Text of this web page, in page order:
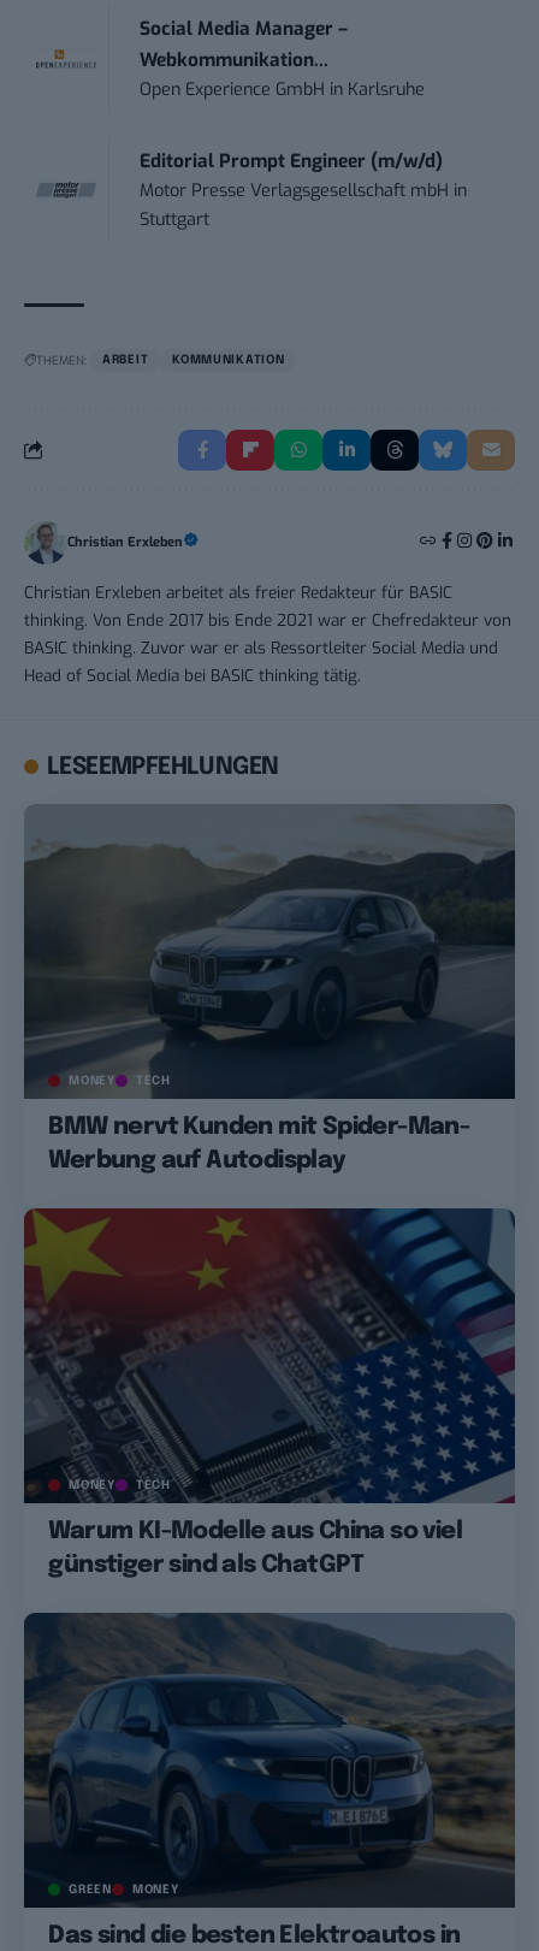
Social Media Manager –
Webkommunikation...
Open Experience GmbH in Karlsruhe
Editorial Prompt Engineer (m/w/d)
Motor Presse Verlagsgesellschaft mbH in
Stuttgart
THEMEN: ARBEIT KOMMUNIKATION
Christian Erxleben
Christian Erxleben arbeitet als freier Redakteur für BASIC
thinking. Von Ende 2017 bis Ende 2021 war er Chefredakteur von
BASIC thinking. Zuvor war er als Ressortleiter Social Media und
Head of Social Media bei BASIC thinking tätig.
LESEEMPFEHLUNGEN
MONEY TECH
BMW nervt Kunden mit Spider-Man-
Werbung auf Autodisplay
MONEY TECH
Warum KI-Modelle aus China so viel
günstiger sind als ChatGPT
GREEN MONEY
Das sind die besten Elektroautos in